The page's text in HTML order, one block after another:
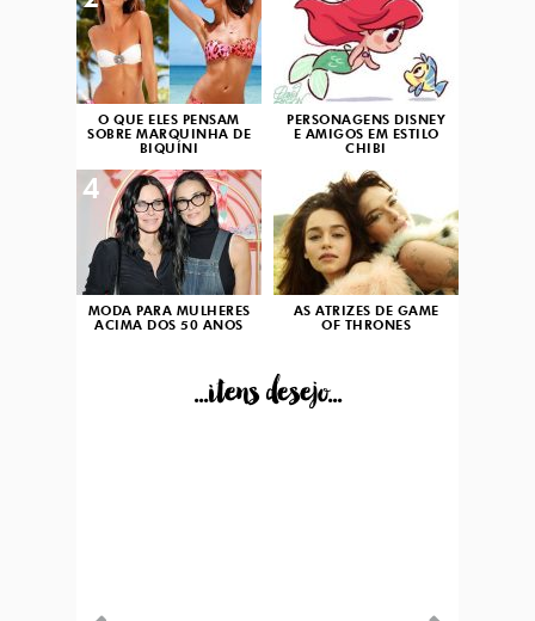
O QUE ELES PENSAM
SOBRE MARQUINHA DE
BIQUÍNI
PERSONAGENS DISNEY
E AMIGOS EM ESTILO
CHIBI
MODA PARA MULHERES
ACIMA DOS 50 ANOS
4
AS ATRIZES DE GAME
OF THRONES
...itens desejo...